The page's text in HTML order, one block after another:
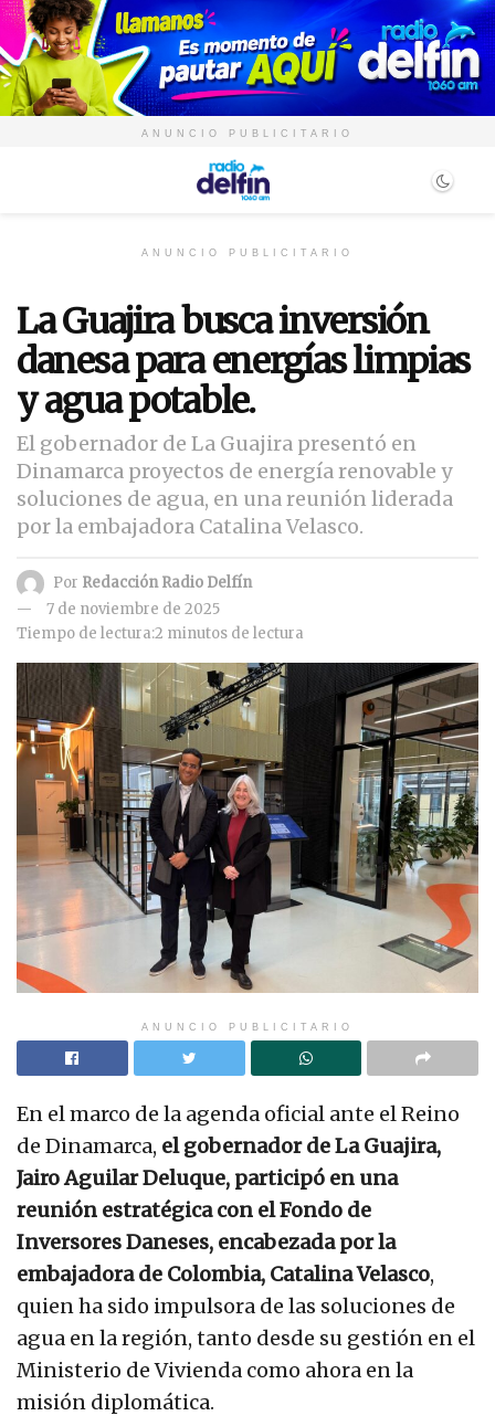
ANUNCIO PUBLICITARIO
ANUNCIO PUBLICITARIO
La Guajira busca inversión
danesa para energías limpias
y agua potable.
El gobernador de La Guajira presentó en
Dinamarca proyectos de energía renovable y
soluciones de agua, en una reunión liderada
por la embajadora Catalina Velasco.
Por Redacción Radio Delfín
7 de noviembre de 2025
Tiempo de lectura:2 minutos de lectura
ANUNCIO PUBLICITARIO
En el marco de la agenda oficial ante el Reino
de Dinamarca, el gobernador de La Guajira,
Jairo Aguilar Deluque, participó en una
reunión estratégica con el Fondo de
Inversores Daneses, encabezada por la
embajadora de Colombia, Catalina Velasco,
quien ha sido impulsora de las soluciones de
agua en la región, tanto desde su gestión en el
Ministerio de Vivienda como ahora en la
misión diplomática.